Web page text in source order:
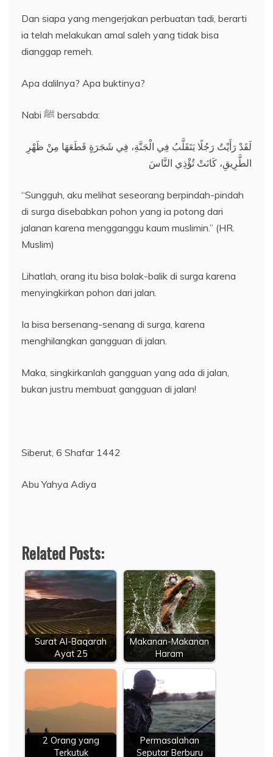
Dan siapa yang mengerjakan perbuatan tadi, berarti
ia telah melakukan amal saleh yang tidak bisa
dianggap remeh.
Apa dalilnya? Apa buktinya?
Nabi ﷺ bersabda:
لَقَدْ رَأَيْتُ رَجُلًا يَتَقَلَّبُ فِي الْجَنَّةِ، فِي شَجَرَةٍ قَطَعَهَا مِنْ ظَهْرِ
الطَّرِيقِ، كَانَتْ تُؤْذِي النَّاسَ
“Sungguh, aku melihat seseorang berpindah-pindah
di surga disebabkan pohon yang ia potong dari
jalanan karena mengganggu kaum muslimin.” (HR.
Muslim)
Lihatlah, orang itu bisa bolak-balik di surga karena
menyingkirkan pohon dari jalan.
Ia bisa bersenang-senang di surga, karena
menghilangkan gangguan di jalan.
Maka, singkirkanlah gangguan yang ada di jalan,
bukan justru membuat gangguan di jalan!
Siberut, 6 Shafar 1442
Abu Yahya Adiya
Related Posts:
Surat Al-Baqarah
Ayat 25
Makanan-Makanan
Haram
2 Orang yang
Terkutuk
Permasalahan
Seputar Berburu